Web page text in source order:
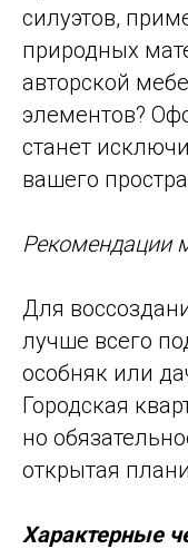
силуэтов,
природных
авторской
элементов?
станет
вашего
Рекомендации
Для
лучше всего
особняк или
Городская
но
открытая
Характерные